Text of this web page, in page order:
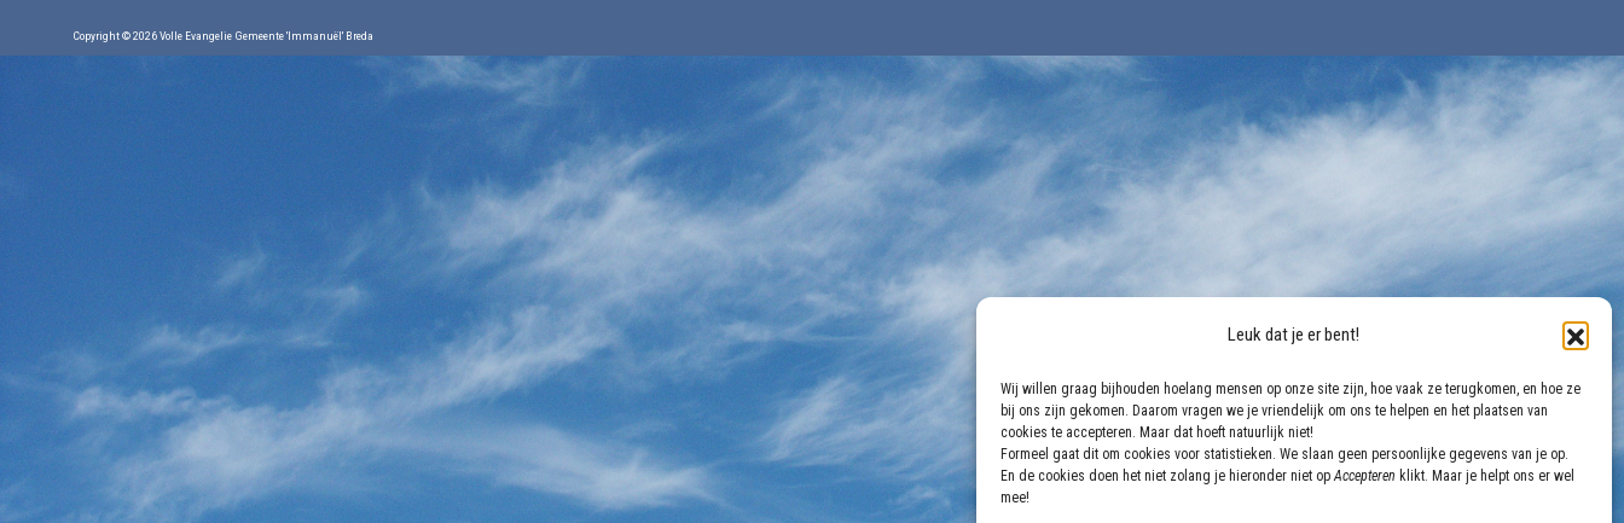
Leuk dat je er bent!
Wij willen graag bijhouden hoelang mensen op onze site zijn, hoe vaak ze terugkomen, en hoe ze
bij ons zijn gekomen. Daarom vragen we je vriendelijk om ons te helpen en het plaatsen van
cookies te accepteren. Maar dat hoeft natuurlijk niet!
Formeel gaat dit om cookies voor statistieken. We slaan geen persoonlijke gegevens van je op.
En de cookies doen het niet zolang je hieronder niet opAccepteren klikt. Maar je helpt ons er wel
mee!
Copyright © 2026 Volle Evangelie Gemeente 'Immanuël' Breda